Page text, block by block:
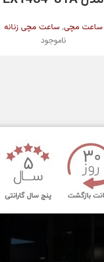
ساعت مچی, ساعت مچی زنانه
ناموجود